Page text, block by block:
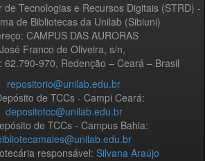
de Tecnologias e Recursos Digitais (STRD) -
de Bibliotecas da Unilab (Sibiuni)
CAMPUS DAS AURORAS
Franco de Oliveira, s/n,
62.790-970, Redenção – Ceará – Brasil
repositorio@unilab.edu.br
de TCCs - Campi Ceará:
depositotcc@unilab.edu.br
de TCCs - Campus Bahia:
responsável: Silvana Araújo